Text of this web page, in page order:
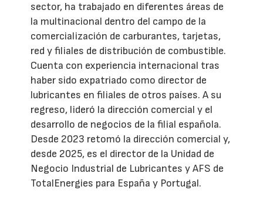
sector, ha trabajado en diferentes áreas de
la multinacional dentro del campo de la
comercialización de carburantes, tarjetas,
red y filiales de distribución de combustible.
Cuenta con experiencia internacional tras
haber sido expatriado como director de
lubricantes en filiales de otros países. A su
regreso, lideró la dirección comercial y el
desarrollo de negocios de la filial española.
Desde 2023 retomó la dirección comercial y,
desde 2025, es el director de la Unidad de
Negocio Industrial de Lubricantes y AFS de
TotalEnergies para España y Portugal.